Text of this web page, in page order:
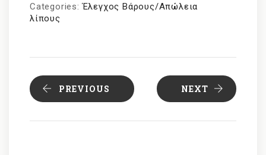
Categories:Έλεγχος Βάρους/Απώλεια
λίπους
PREVIOUS NEXT